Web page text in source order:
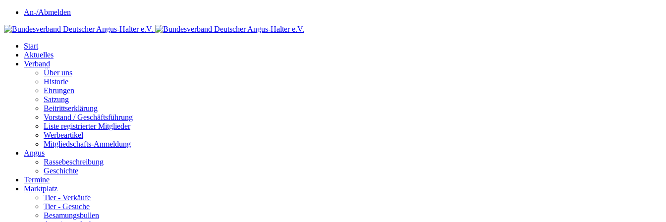
An-/Abmelden
Start
Aktuelles
Verband
Über uns
Historie
Ehrungen
Satzung
Beitrittserklärung
Vorstand / Geschäftsführung
Liste registrierter Mitglieder
Werbeartikel
Mitgliedschafts-Anmeldung
Angus
Rassebeschreibung
Geschichte
Termine
Marktplatz
Tier - Verkäufe
Tier - Gesuche
Besamungsbullen